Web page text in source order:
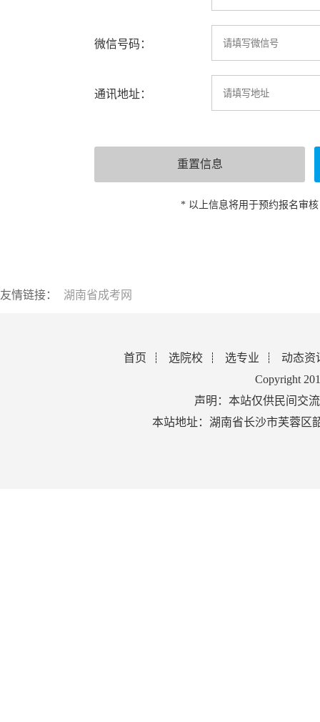
微信号码：
通讯地址：
* 以上信息将用于预约报名审
友情链接： 湖南省成考网
首页 选院校 选专业
动态资
Copyright
声明：本站仅供民间交
本站地址：湖南省长沙市芙蓉区